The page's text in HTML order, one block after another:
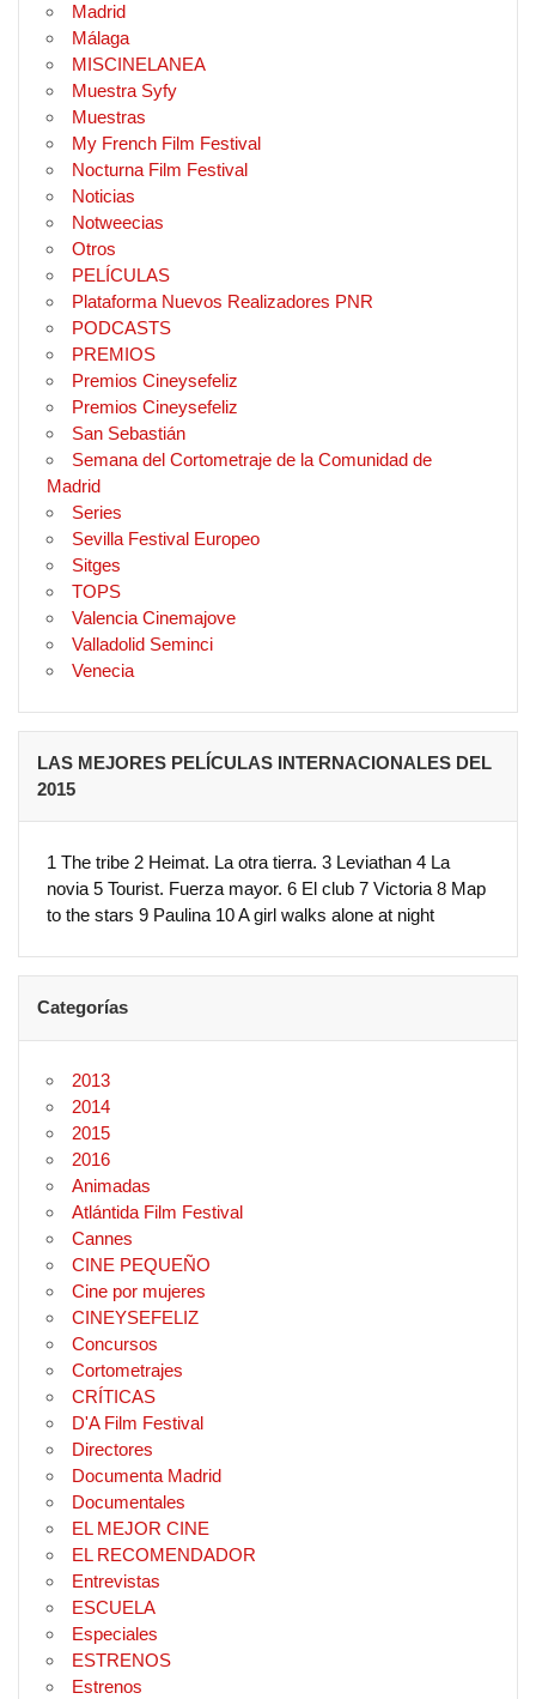
Madrid
Málaga
MISCINELANEA
Muestra Syfy
Muestras
My French Film Festival
Nocturna Film Festival
Noticias
Notweecias
Otros
PELÍCULAS
Plataforma Nuevos Realizadores PNR
PODCASTS
PREMIOS
Premios Cineysefeliz
Premios Cineysefeliz
San Sebastián
Semana del Cortometraje de la Comunidad de
Madrid
Series
Sevilla Festival Europeo
Sitges
TOPS
Valencia Cinemajove
Valladolid Seminci
Venecia
LAS MEJORES PELÍCULAS INTERNACIONALES DEL
2015
1 The tribe 2 Heimat. La otra tierra. 3 Leviathan 4 La
novia 5 Tourist. Fuerza mayor. 6 El club 7 Victoria 8 Map
to the stars 9 Paulina 10 A girl walks alone at night
Categorías
2013
2014
2015
2016
Animadas
Atlántida Film Festival
Cannes
CINE PEQUEÑO
Cine por mujeres
CINEYSEFELIZ
Concursos
Cortometrajes
CRÍTICAS
D'A Film Festival
Directores
Documenta Madrid
Documentales
EL MEJOR CINE
EL RECOMENDADOR
Entrevistas
ESCUELA
Especiales
ESTRENOS
Estrenos